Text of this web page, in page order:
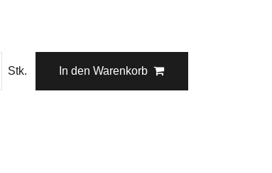
Stk. In den Warenkorb